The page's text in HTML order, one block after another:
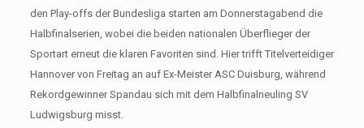
den Play-offs der Bundesliga starten am Donnerstagabend die
Halbfinalserien, wobei die beiden nationalen Überflieger der
Sportart erneut die klaren Favoriten sind. Hier trifft Titelverteidiger
Hannover von Freitag an auf Ex-Meister ASC Duisburg, während
Rekordgewinner Spandau sich mit dem Halbfinalneuling SV
Ludwigsburg misst.